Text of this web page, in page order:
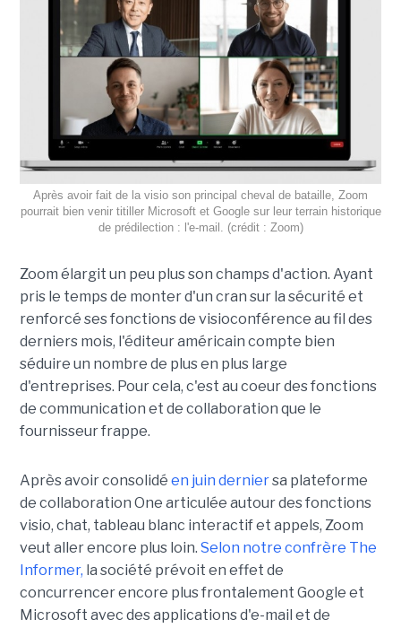
Après avoir fait de la visio son principal cheval de bataille, Zoom
pourrait bien venir titiller Microsoft et Google sur leur terrain historique
de prédilection : l'e-mail. (crédit : Zoom)
Zoom élargit un peu plus son champs d'action. Ayant
pris le temps de monter d'un cran sur la sécurité et
renforcé ses fonctions de visioconférence au fil des
derniers mois, l'éditeur américain compte bien
séduire un nombre de plus en plus large
d'entreprises. Pour cela, c'est au coeur des fonctions
de communication et de collaboration que le
fournisseur frappe.
Après avoir consolidé en juin derniersa plateforme
de collaboration One articulée autour des fonctions
visio, chat, tableau blanc interactif et appels, Zoom
veut aller encore plus loin. Selon notre confrère The
Informer, la société prévoit en effet de
concurrencer encore plus frontalement Google et
Microsoft avec des applications d'e-mail et de